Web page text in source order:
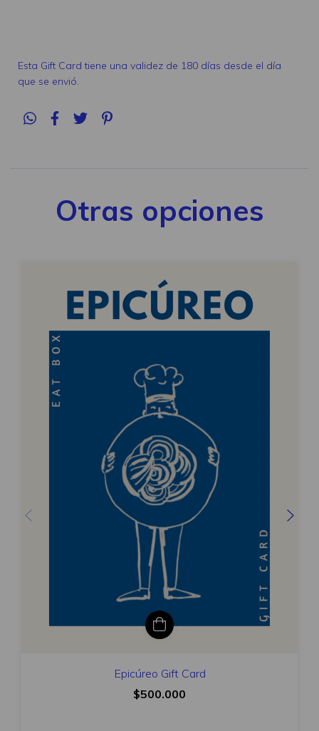
Esta Gift Card tiene una validez de 180 días desde el día
que se envió.
Otras opciones
Epicúreo Gift Card
$500.000